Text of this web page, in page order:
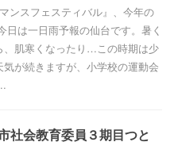
ンスフェスティバル』、今年の
は一日雨予報の仙台です。暑く
、肌寒くなったり…この時期は少
気が続きますが、小学校の運動会
社会教育委員３期目つと